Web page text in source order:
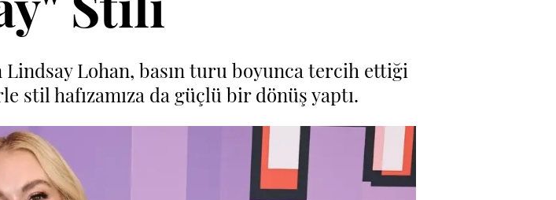
Lohan, basın turu boyunca tercih ettiği
stil hafızamıza da güçlü bir dönüş yaptı.